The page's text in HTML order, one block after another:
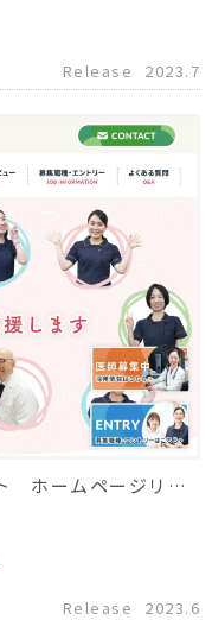
Release
2023.7
医療法人梶の木会様 総合採用サイト ホームページリニューアル
Release
2023.6